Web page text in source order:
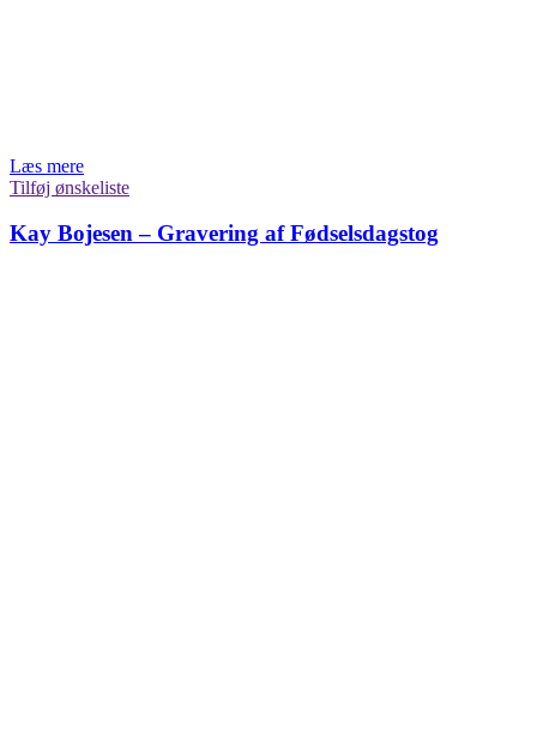
Læs mere
Tilføj ønskeliste
Kay Bojesen – Gravering af Fødselsdagstog